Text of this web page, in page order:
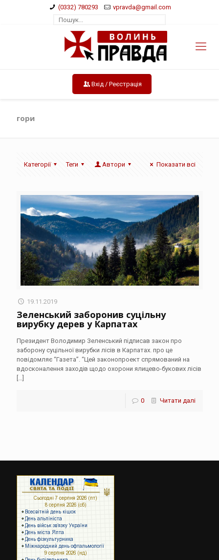
(0332) 780293 vpravda@gmail.com
Вхід / Реєстрація
гори
Категорії Теги Автори Показати всі
19.11.2019
Зеленський заборонив суцільну
вирубку дерев у Карпатах
Президент Володимир Зеленський підписав закон про
заборону суцільної вирубки лісів в Карпатах. про це
повідомляє “Газета”. “Цей законопроект спрямований на
вдосконалення заходів щодо охорони ялицево-букових лісів
[…]
0 Читати далі